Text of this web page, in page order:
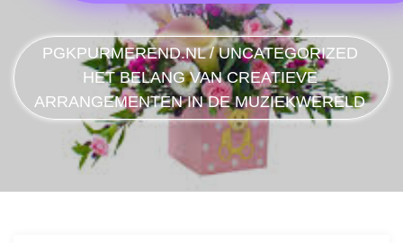
PGKPURMEREND.NL /UNCATEGORIZED
HET BELANG VAN CREATIEVE
ARRANGEMENTEN IN DE MUZIEKWERELD